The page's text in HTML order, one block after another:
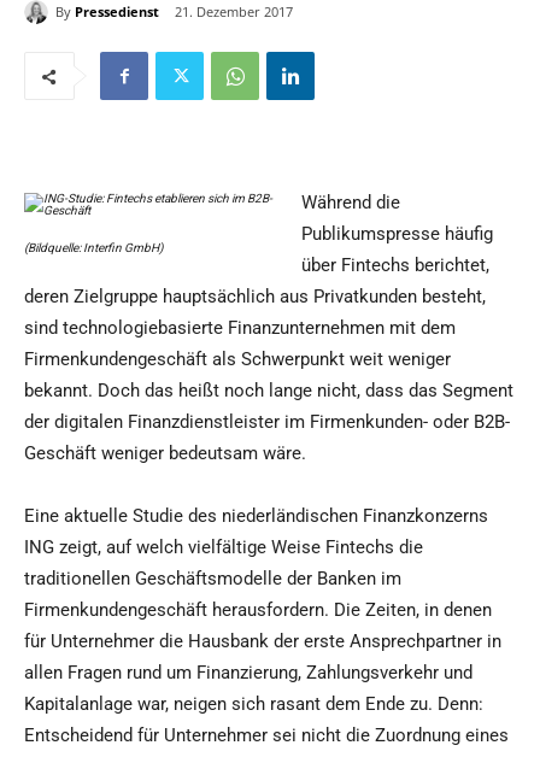
By Pressedienst 21. Dezember 2017
(Bildquelle: Interfin GmbH)
Während die
Publikumspresse häufig
über Fintechs berichtet,
deren Zielgruppe hauptsächlich aus Privatkunden besteht,
sind technologiebasierte Finanzunternehmen mit dem
Firmenkundengeschäft als Schwerpunkt weit weniger
bekannt. Doch das heißt noch lange nicht, dass das Segment
der digitalen Finanzdienstleister im Firmenkunden- oder B2B-
Geschäft weniger bedeutsam wäre.
Eine aktuelle Studie des niederländischen Finanzkonzerns
ING zeigt, auf welch vielfältige Weise Fintechs die
traditionellen Geschäftsmodelle der Banken im
Firmenkundengeschäft herausfordern. Die Zeiten, in denen
für Unternehmer die Hausbank der erste Ansprechpartner in
allen Fragen rund um Finanzierung, Zahlungsverkehr und
Kapitalanlage war, neigen sich rasant dem Ende zu. Denn:
Entscheidend für Unternehmer sei nicht die Zuordnung eines